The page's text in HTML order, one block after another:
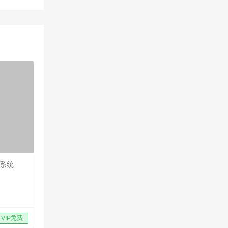
统
VIP免费